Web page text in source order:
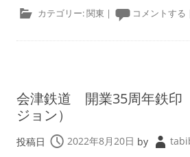
カテゴリー:関東 | コメントする
会津鉄道 開業35周年鉄印
ジョン）
投稿日 2022年8月20日 by